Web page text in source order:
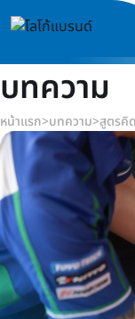
บทความ
หน้าแรก>บทความ>